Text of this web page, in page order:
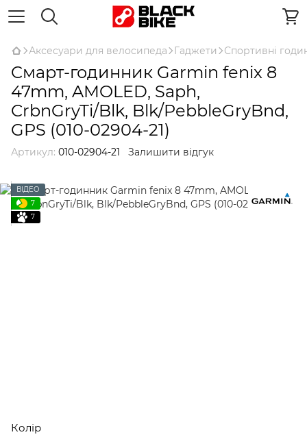
Аксесуари для велосипеда Гаджети Спортивні
Cмарт-годинник Garmin fenix 8
47mm, AMOLED, Saph,
CrbnGryTi/Blk, Blk/PebbleGryBnd,
GPS (010-02904-21)
Артикул: 010-02904-21 Залишити відгук
ВІДЕО
7
7
Колір